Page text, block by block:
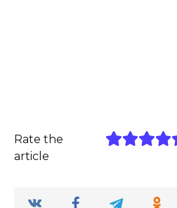
Rate the
article